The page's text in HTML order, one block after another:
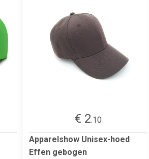
€ 2.10
Apparelshow Unisex-hoed
Effen gebogen